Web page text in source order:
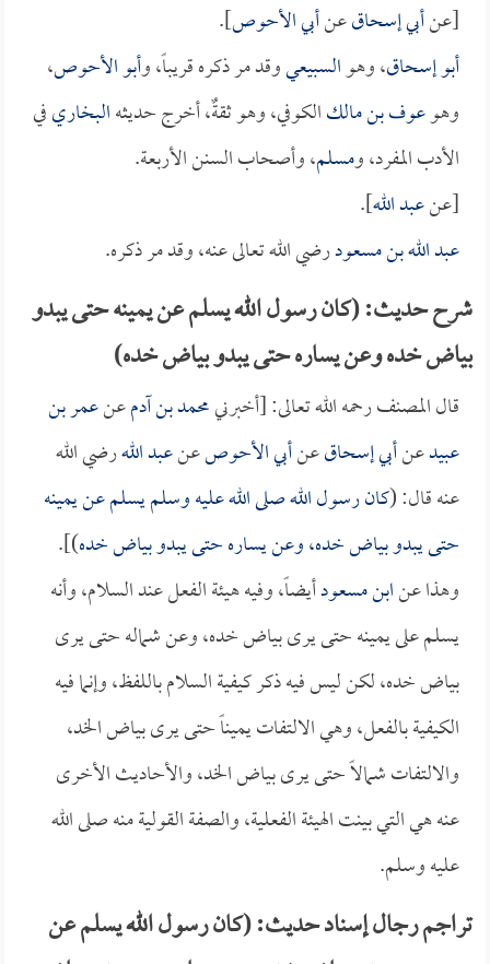
[عنأبي إسحاقعنأبي الأحوص].
أبو إسحاق، وهوالسبيعيوقد مر ذكره قريباً، وأبو الأحوص،
وهوعوف بن مالكالكوفي، وهو ثقةٌ، أخرج حديثهالبخاريفي
الأدب المفرد، ومسلم، وأصحاب السنن الأربعة.
[عنعبد الله].
عبد الله بن مسعودرضي الله تعالى عنه، وقد مر ذكره.
شرح حديث: (كان رسول الله يسلم عن يمينه حتى يبدو
بياض خده وعن يساره حتى يبدو بياض خده)
قال المصنف رحمه الله تعالى: [أخبرنيمحمد بن آدمعنعمر بن
عبيدعنأبي إسحاقعنأبي الأحوصعنعبد اللهرضي الله
عنه قال: (كان رسول الله صلى الله عليه وسلم يسلم عن يمينه
حتى يبدو بياض خده، وعن يساره حتى يبدو بياض خده)].
وهذا عنابن مسعودأيضاً، وفيه هيئة الفعل عند السلام، وأنه
يسلم على يمينه حتى يرى بياض خده، وعن شماله حتى يرى
بياض خده، لكن ليس فيه ذكر كيفية السلام باللفظ، وإنما فيه
الكيفية بالفعل، وهي الالتفات يميناً حتى يرى بياض الخد،
والالتفات شمالاً حتى يرى بياض الخد، والأحاديث الأخرى
عنه هي التي بينت الهيئة الفعلية، والصفة القولية منه صلى الله
عليه وسلم.
تراجم رجال إسناد حديث: (كان رسول الله يسلم عن